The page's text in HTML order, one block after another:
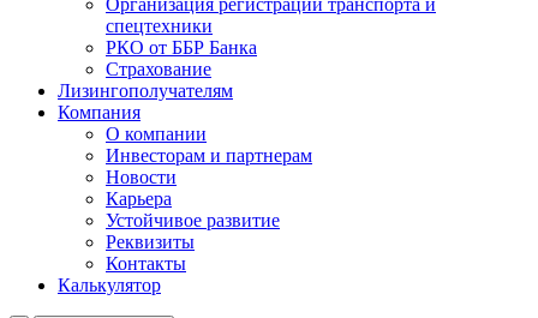
Организация регистрации транспорта и
спецтехники
РКО от ББР Банка
Страхование
Лизингополучателям
Компания
О компании
Инвесторам и партнерам
Новости
Карьера
Устойчивое развитие
Реквизиты
Контакты
Калькулятор